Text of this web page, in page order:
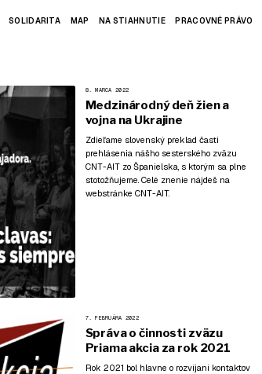
SOLIDARITA MAP NA STIAHNUTIE PRACOVNÉ PRÁVO
8. MARCA 2022
Medzinárodný deň žien a
vojna na Ukrajine
Zdieľame slovenský preklad časti
prehlásenia nášho sesterského zväzu
CNT-AIT zo Španielska, s ktorým sa plne
stotožňujeme. Celé znenie nájdeš na
webstránke CNT-AIT.
7. FEBRUÁRA 2022
Správa o činnosti zväzu
Priama akcia za rok 2021
Rok 2021 bol hlavne o rozvíjaní kontaktov